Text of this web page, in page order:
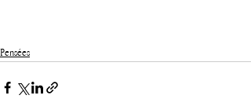
Pensées